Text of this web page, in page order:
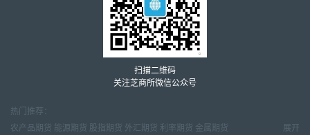
扫描二维码
关注芝商所微信公众号
热门推荐：
农产品期货 能源期货 股指期货 外汇期货 利率期货 金属期货 展开